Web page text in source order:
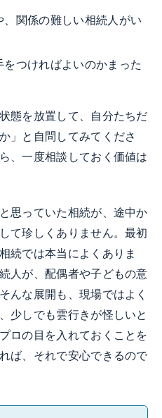
関係の難しい相続人がい
つければよいのかまった
態を放置して、自分たちだ
」と自問してみてくださ
、一度相談しておく価値は
思っていた相続が、途中か
て珍しくありません。最初
続では本当によくありま
人が、配偶者や子どもの意
んな展開も、現場ではよく
少しでも雲行きが怪しいと
ロの目を入れておくことを
ば、それで安心できるので